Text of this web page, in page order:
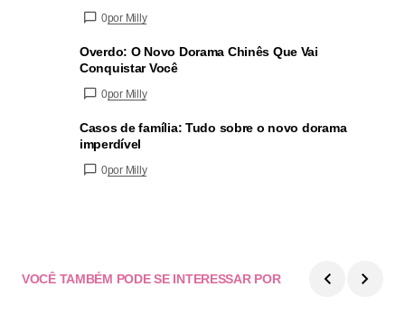
0por Milly
Overdo: O Novo Dorama Chinês Que Vai
Conquistar Você
0por Milly
Casos de família: Tudo sobre o novo dorama
imperdível
0por Milly
VOCÊ TAMBÉM PODE SE INTERESSAR POR